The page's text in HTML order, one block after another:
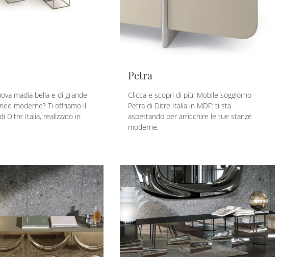
madia bella e di grande
moderne? Ti offriamo il
Ditre Italia, realizzato in
Petra
Clicca e scopri di più! Mobile soggiorno
Petra di Ditre Italia in MDF: ti sta
aspettando per arricchire le tue stanze
moderne.